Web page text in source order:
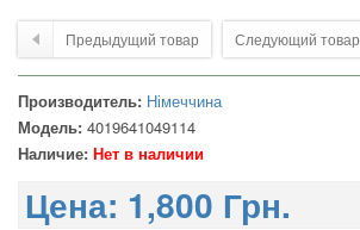
Предыдущий товар Следующий товар
Производитель: Німеччина
Модель: 4019641049114
Наличие: Нет в наличии
Цена: 1,800 Грн.